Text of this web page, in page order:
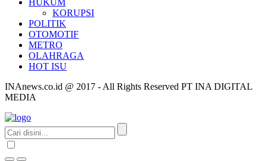
HUKUM
KORUPSI
POLITIK
OTOMOTIF
METRO
OLAHRAGA
HOT ISU
INAnews.co.id @ 2017 - All Rights Reserved PT INA DIGITAL
MEDIA